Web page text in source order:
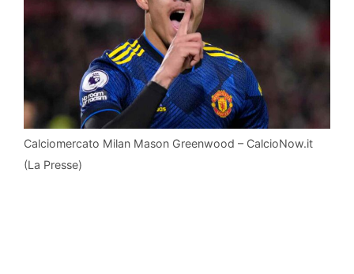
Calciomercato Milan Mason Greenwood – CalcioNow.it
(La Presse)